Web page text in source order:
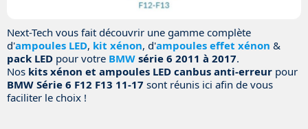
Next-Tech vous fait découvrir une gamme complète
d'ampoules LED, kit xénon, d'ampoules effet xénon &
pack LED pour votre BMW série 6 2011 à 2017.
Nos kits xénon et ampoules LED canbus anti-erreur pour
BMW Série 6 F12 F13 11-17 sont réunis ici afin de vous
faciliter le choix !